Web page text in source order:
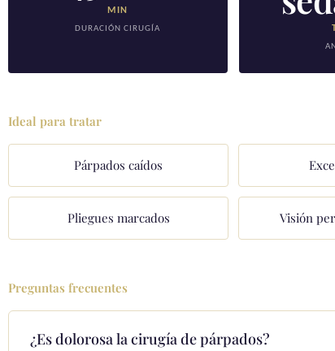
MIN
DURACIÓN CIRUGÍA
Ideal para tratar
Párpados caídos
Pliegues marcados Visión
Preguntas frecuentes
¿Es dolorosa la cirugía de párpados?